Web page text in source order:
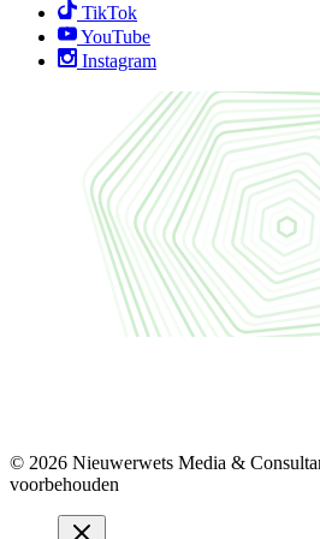
TikTok
YouTube
Instagram
© 2026 Nieuwerwets Media &
voorbehouden